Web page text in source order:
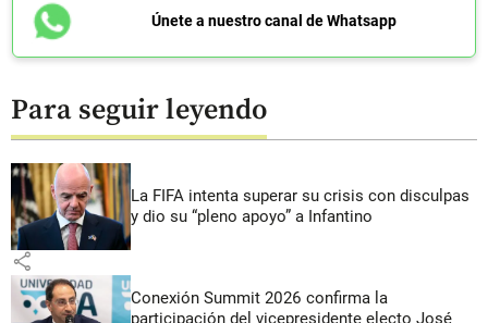
Únete a nuestro canal de Whatsapp
Para seguir leyendo
La FIFA intenta superar su crisis con disculpas
y dio su “pleno apoyo” a Infantino
share
Conexión Summit 2026 confirma la
participación del vicepresidente electo José